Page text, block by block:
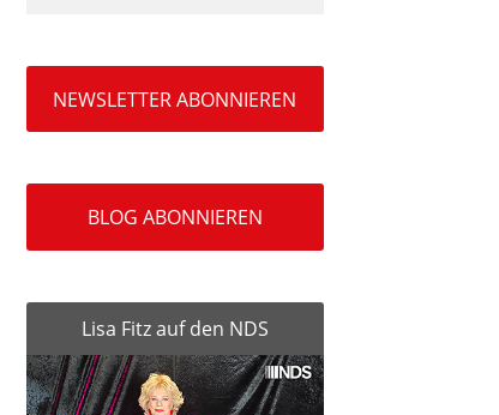
NEWSLETTER ABONNIEREN
BLOG ABONNIEREN
Lisa Fitz auf den NDS